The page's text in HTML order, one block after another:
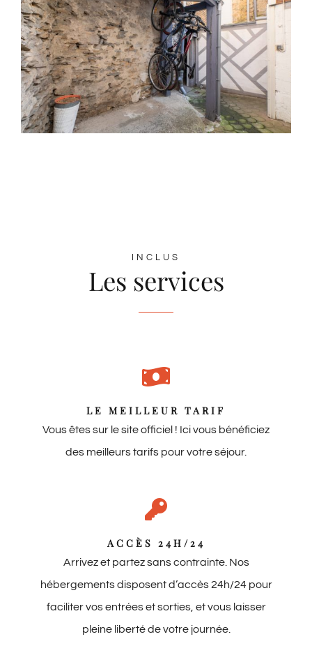
INCLUS
Les services
LE MEILLEUR TARIF
Vous êtes sur le site officiel ! Ici vous bénéficiez
des meilleurs tarifs pour votre séjour.
ACCÈS 24H/24
Arrivez et partez sans contrainte. Nos
hébergements disposent d’accès 24h/24 pour
faciliter vos entrées et sorties, et vous laisser
pleine liberté de votre journée.